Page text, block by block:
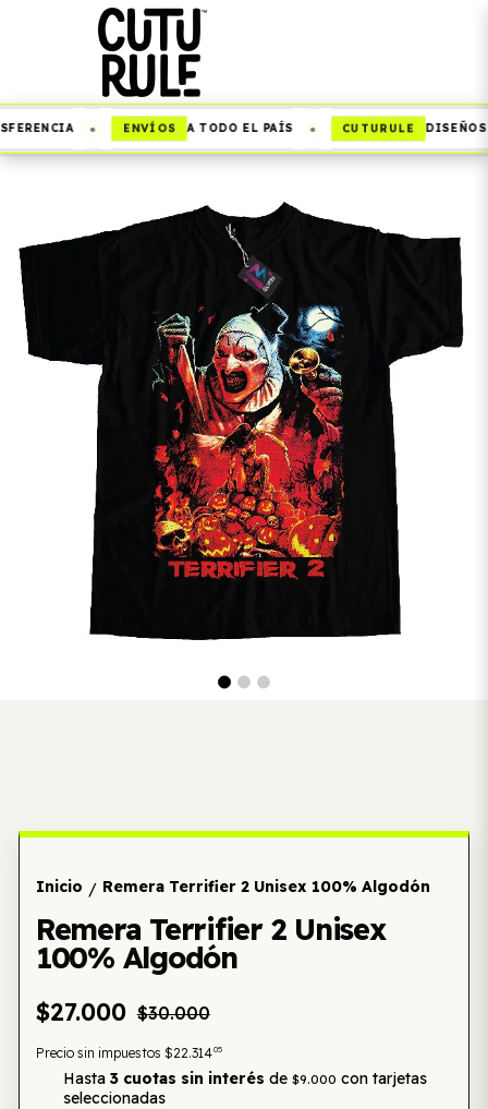
ENVÍOS A TODO EL PAÍS CUTURULE DISEÑOS
Inicio / Remera Terrifier 2 Unisex 100% Algodón
Remera Terrifier 2 Unisex
100% Algodón
$27.000 $30.000
Precio sin impuestos $22.31405
Hasta 3 cuotas sin interés de $9.000 con tarjetas
seleccionadas